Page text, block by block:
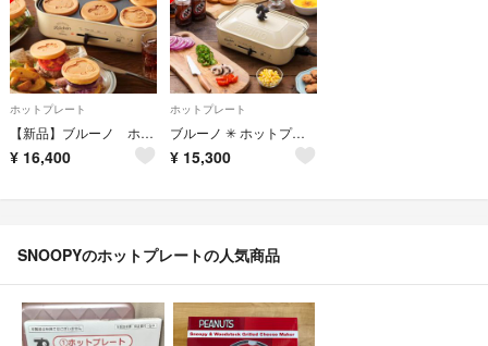
ホットプレート
【新品】ブルーノ ホットプレート スヌーピー
¥ 16,400
ホットプレート
ブルーノ ✳︎ ホットプレート スヌーピー SNOOPY
¥ 15,300
SNOOPYのホットプレートの人気商品